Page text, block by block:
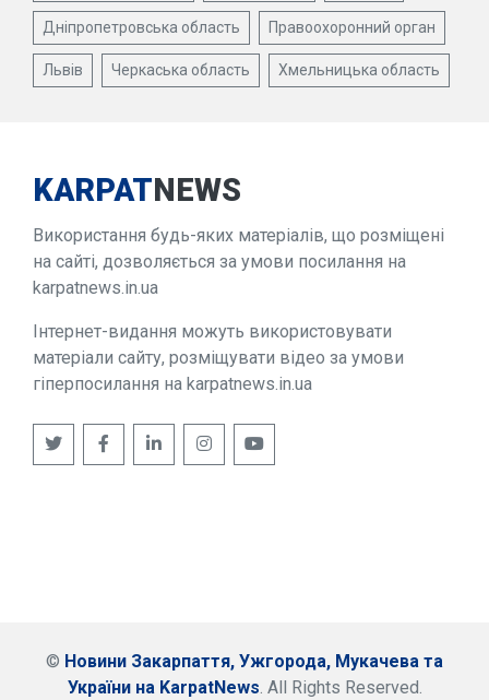
Дніпропетровська область Правоохоронний орган
Львів Черкаська область Хмельницька область
KARPATNEWS
Використання будь-яких матеріалів, що розміщені
на сайті, дозволяється за умови посилання на
karpatnews.in.ua
Інтернет-видання можуть використовувати
матеріали сайту, розміщувати відео за умови
гіперпосилання на karpatnews.in.ua
© Новини Закарпаття, Ужгорода, Мукачева та
України на KarpatNews. All Rights Reserved.